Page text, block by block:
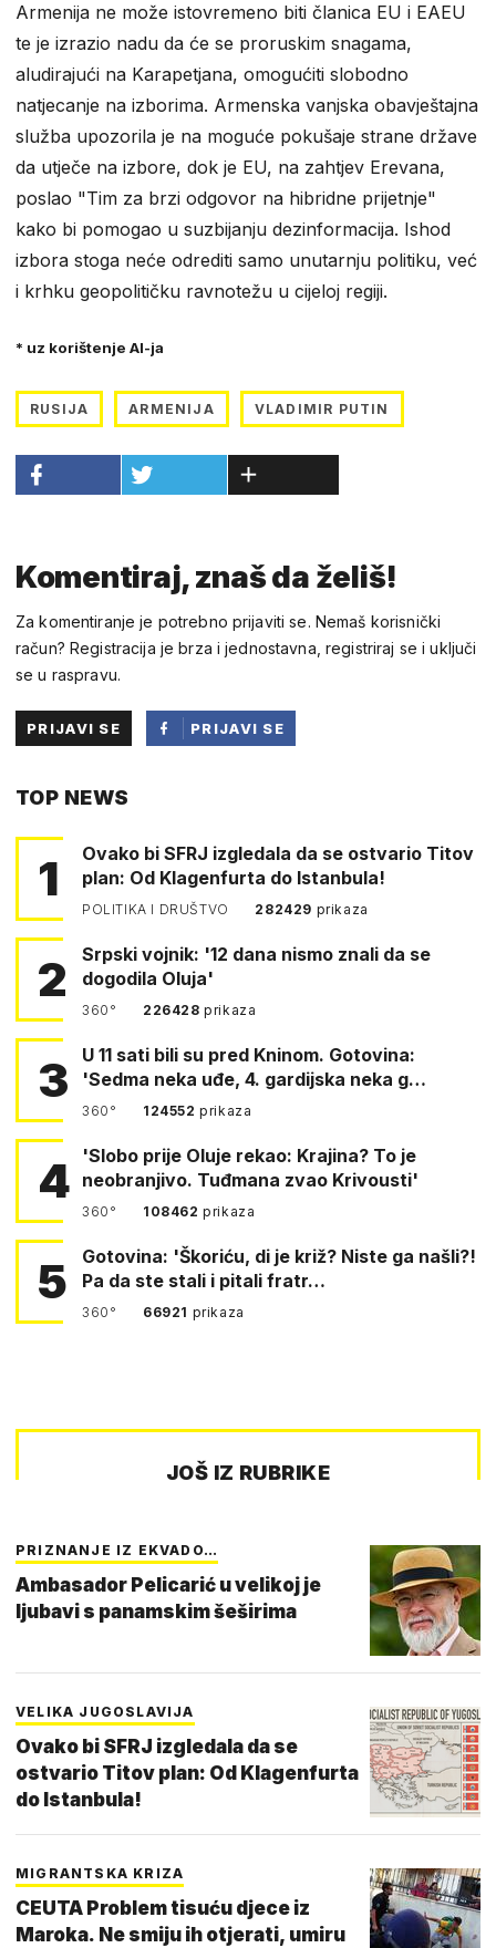
Armenija ne može istovremeno biti članica EU i EAEU
te je izrazio nadu da će se proruskim snagama,
aludirajući na Karapetjana, omogućiti slobodno
natjecanje na izborima. Armenska vanjska obavještajna
služba upozorila je na moguće pokušaje strane države
da utječe na izbore, dok je EU, na zahtjev Erevana,
poslao "Tim za brzi odgovor na hibridne prijetnje"
kako bi pomogao u suzbijanju dezinformacija. Ishod
izbora stoga neće odrediti samo unutarnju politiku, već
i krhku geopolitičku ravnotežu u cijeloj regiji.
* uz korištenje AI-ja
RUSIJA ARMENIJA VLADIMIR PUTIN
Komentiraj, znaš da želiš!
Za komentiranje je potrebno prijaviti se. Nemaš korisnički
račun? Registracija je brza i jednostavna, registriraj se i uključi
se u raspravu.
PRIJAVI SE
PRIJAVI SE
TOP NEWS
1
Ovako bi SFRJ izgledala da se ostvario Titov
plan: Od Klagenfurta do Istanbula!
POLITIKA I DRUŠTVO 282429 prikaza
2
Srpski vojnik: '12 dana nismo znali da se
dogodila Oluja'
360° 226428prikaza
3
U 11 sati bili su pred Kninom. Gotovina:
'Sedma neka uđe, 4. gardijska neka g…
360° 124552prikaza
4
'Slobo prije Oluje rekao: Krajina? To je
neobranjivo. Tuđmana zvao Krivousti'
360° 108462prikaza
5
Gotovina: 'Škoriću, di je križ? Niste ga našli?!
Pa da ste stali i pitali fratr…
360° 66921 prikaza
JOŠ IZ RUBRIKE
PRIZNANJE IZ EKVADO…
Ambasador Pelicarić u velikoj je
ljubavi s panamskim šeširima
VELIKA JUGOSLAVIJA
Ovako bi SFRJ izgledala da se
ostvario Titov plan: Od Klagenfurta
do Istanbula!
MIGRANTSKA KRIZA
CEUTA Problem tisuću djece iz
Maroka. Ne smiju ih otjerati, umiru